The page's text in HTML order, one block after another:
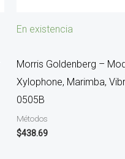
En existencia
Morris Goldenberg –
Xylophone, Marimba,
0505B
Métodos
$438.69